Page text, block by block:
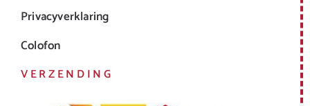
Privacyverklaring
Colofon
VERZENDING